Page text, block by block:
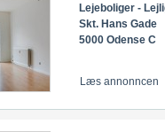
Lejeboliger -
Skt. Hans Gade
5000 Odense C
Læs annonncen